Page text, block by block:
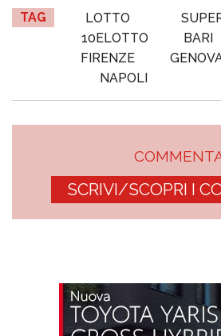
TAG LOTTO
10ELOTTO
BARI
FIRENZE
NAPOLI
SCRIVI/SCOPRI I